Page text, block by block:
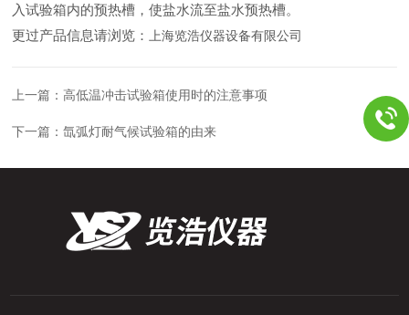
入试验箱内的预热槽，使盐水流至盐水预热槽。
更过产品信息请浏览：
上海览浩仪器设备有限公司
上一篇：高低温冲击试验箱使用时的注意事项
下一篇：氙弧灯耐气候试验箱的由来